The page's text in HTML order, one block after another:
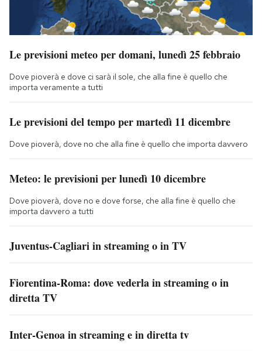
Le previsioni meteo per domani, lunedì 25 febbraio
Dove pioverà e dove ci sarà il sole, che alla fine è quello che
importa veramente a tutti
Le previsioni del tempo per martedì 11 dicembre
Dove pioverà, dove no che alla fine è quello che importa davvero
Meteo: le previsioni per lunedì 10 dicembre
Dove pioverà, dove no e dove forse, che alla fine è quello che
importa davvero a tutti
Juventus-Cagliari in streaming o in TV
Fiorentina-Roma: dove vederla in streaming o in
diretta TV
Inter-Genoa in streaming e in diretta tv